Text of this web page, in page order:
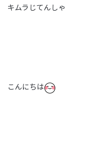
キムラじてんしゃ
こんにちは